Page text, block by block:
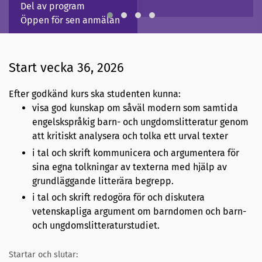
Del av program
Öppen för sen anmälan
Start vecka 36, 2026
Efter godkänd kurs ska studenten kunna:
visa god kunskap om såväl modern som samtida
engelskspråkig barn- och ungdomslitteratur genom
att kritiskt analysera och tolka ett urval texter
i tal och skrift kommunicera och argumentera för
sina egna tolkningar av texterna med hjälp av
grundläggande litterära begrepp.
i tal och skrift redogöra för och diskutera
vetenskapliga argument om barndomen och barn-
och ungdomslitteraturstudiet.
Startar och slutar: